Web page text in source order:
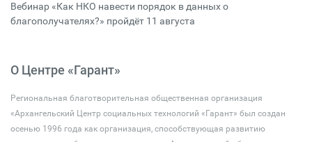
Вебинар «Как НКО навести порядок в данных о
благополучателях?» пройдёт 11 августа
О Центре «Гарант»
Региональная благотворительная общественная организация
«Архангельский Центр социальных технологий «Гарант» был создан
осенью 1996 года как организация, способствующая развитию